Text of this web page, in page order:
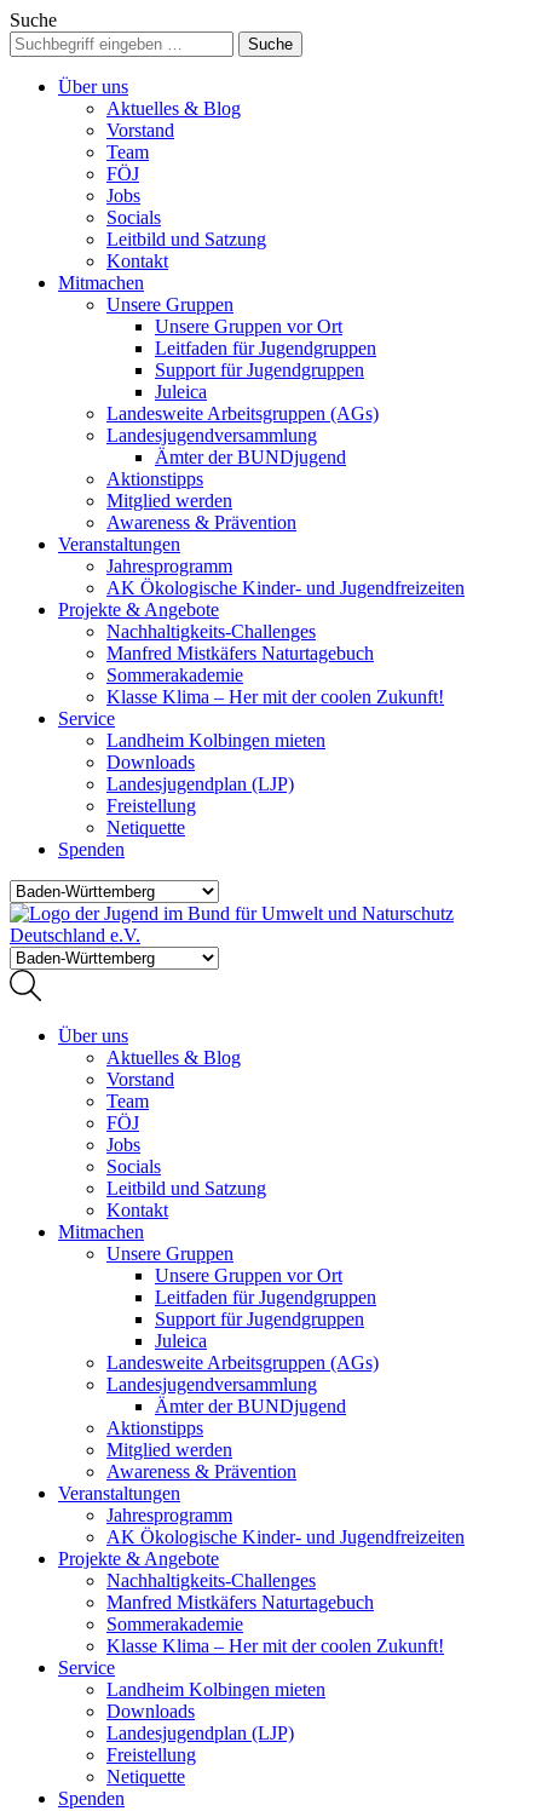
Suche
Über uns
Aktuelles & Blog
Vorstand
Team
FÖJ
Jobs
Socials
Leitbild und Satzung
Kontakt
Mitmachen
Unsere Gruppen
Unsere Gruppen vor Ort
Leitfaden für Jugendgruppen
Support für Jugendgruppen
Juleica
Landesweite Arbeitsgruppen (AGs)
Landesjugendversammlung
Ämter der BUNDjugend
Aktionstipps
Mitglied werden
Awareness & Prävention
Veranstaltungen
Jahresprogramm
AK Ökologische Kinder- und Jugendfreizeiten
Projekte & Angebote
Nachhaltigkeits-Challenges
Manfred Mistkäfers Naturtagebuch
Sommerakademie
Klasse Klima – Her mit der coolen Zukunft!
Service
Landheim Kolbingen mieten
Downloads
Landesjugendplan (LJP)
Freistellung
Netiquette
Spenden
Über uns
Aktuelles & Blog
Vorstand
Team
FÖJ
Jobs
Socials
Leitbild und Satzung
Kontakt
Mitmachen
Unsere Gruppen
Unsere Gruppen vor Ort
Leitfaden für Jugendgruppen
Support für Jugendgruppen
Juleica
Landesweite Arbeitsgruppen (AGs)
Landesjugendversammlung
Ämter der BUNDjugend
Aktionstipps
Mitglied werden
Awareness & Prävention
Veranstaltungen
Jahresprogramm
AK Ökologische Kinder- und Jugendfreizeiten
Projekte & Angebote
Nachhaltigkeits-Challenges
Manfred Mistkäfers Naturtagebuch
Sommerakademie
Klasse Klima – Her mit der coolen Zukunft!
Service
Landheim Kolbingen mieten
Downloads
Landesjugendplan (LJP)
Freistellung
Netiquette
Spenden